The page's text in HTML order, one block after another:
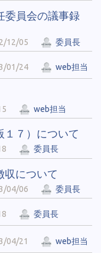
委員会の議事録
12/05 委員長
01/24 web担当
web担当
１７）について
委員長
について
04/06 委員長
委員長
04/21 web担当